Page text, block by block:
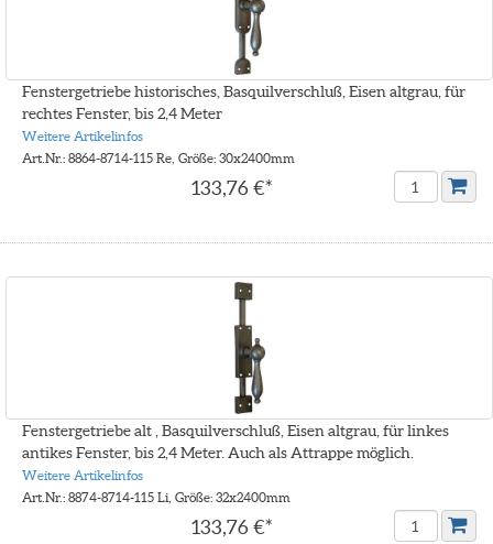
Fenstergetriebe historisches, Basquilverschluß, Eisen altgrau, für
rechtes Fenster, bis 2,4 Meter
Weitere Artikelinfos
Art.Nr.: 8864-8714-115 Re, Größe: 30x2400mm
133,76 €*
Fenstergetriebe alt , Basquilverschluß, Eisen altgrau, für linkes
antikes Fenster, bis 2,4 Meter. Auch als Attrappe möglich.
Weitere Artikelinfos
Art.Nr.: 8874-8714-115 Li, Größe: 32x2400mm
133,76 €*